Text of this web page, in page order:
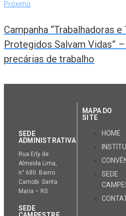
Próximo
Campanha “Trabalhadoras
Protegidos Salvam Vidas”
precárias de trabalho
SEDE
ADMINISTRATIVA
Rua Erly de
Almeida Lima,
n° 680. Bairro
Camobi. Santa
Maria – RS
SEDE
MAPA DO
SITE
HOME
SEDE